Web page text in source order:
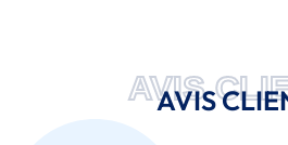
AVIS
AVIS